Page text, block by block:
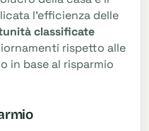
l'efficienza delle
classificate
rispetto alle
in base al risparmio